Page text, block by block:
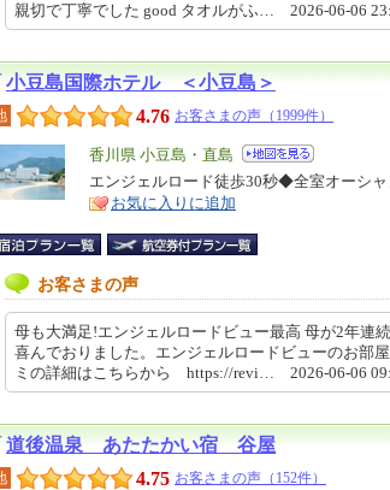
親切で丁寧でした good タオルがふ… 2026-06-06
小豆島国際ホテル ＜小豆島＞
4.76 お客さまの声（1999件）
エ
リ
ア
香川県 小豆島・直島
特
徴
エンジェルロード徒歩30秒◆全室オーシ
お気に入りに追加
お客さまの声
母も大満足!エンジェルロードビュー最高 母が2年連
喜んでおりました。エンジェルロードビューのお部
ミの詳細はこちらから https://revi… 2026-06-06
道後温泉 あたたかい宿 谷屋
4.75 お客さまの声（152件）